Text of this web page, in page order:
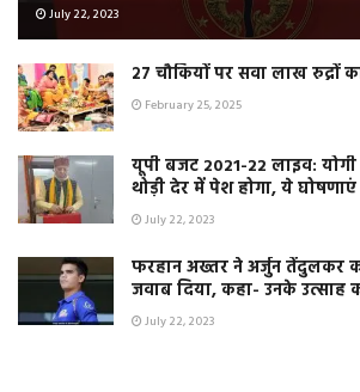
July 22, 2023
२७ चौकियों पर सवा लाख रुद्रों
February 25, 2025
यूपी बजट 2021-22 लाइव:
थोड़ी देर में पेश होगा, ये
July 22, 2023
फरहान अख्तर ने अर्जुन तेंदुलकर
जवाब दिया, कहा- उनके उत्साह
July 22, 2023